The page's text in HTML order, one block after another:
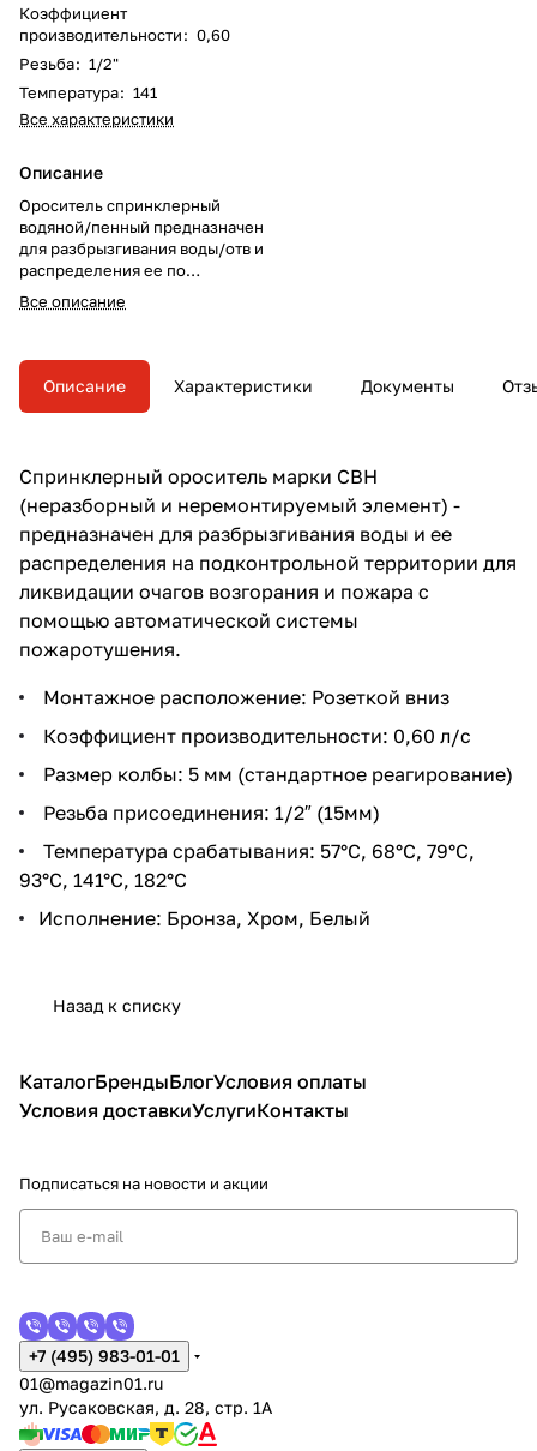
Коэффициент
производительности: 0,60
Резьба: 1/2"
Температура: 141
Все характеристики
Описание
Ороситель спринклерный
водяной/пенный предназначен
для разбрызгивания воды/отв и
распределения ее по
защищаемой площади с целью
тушения очагов пожара или их
создания водяных завес в
автоматических установках
пожаротушения.
Все описание
Описание Характеристики Документы
Спринклерный ороситель марки СВН
(неразборный и неремонтируемый элемент) -
предназначен для разбрызгивания воды и ее
распределения на подконтрольной территории для
ликвидации очагов возгорания и пожара с
помощью автоматической системы
пожаротушения.
Монтажное расположение: Розеткой вниз
Коэффициент производительности: 0,60 л/с
Размер колбы: 5 мм (стандартное реагирование)
Резьба присоединения: 1/2″ (15мм)
Температура срабатывания: 57°С, 68°С, 79°С,
93°С, 141°С, 182°С
Исполнение: Бронза, Хром, Белый
Назад к списку
КаталогБрендыБлогУсловия оплаты
Условия доставкиУслугиКонтакты
Подписаться на новости и акции
+7 (495) 983-01-01
01@magazin01.ru
ул. Русаковская, д. 28, стр. 1А